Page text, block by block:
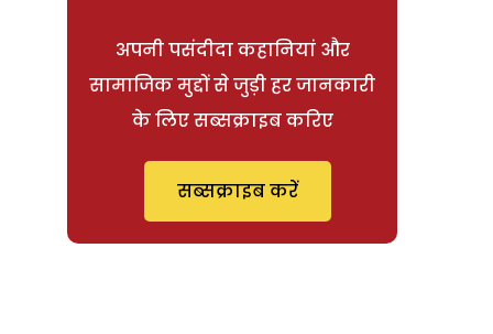
अपनी पसंदीदा कहानियां और
सामाजिक मुद्दों से जुड़ी हर जानकारी
के लिए सब्सक्राइब करिए
सब्सक्राइब करें